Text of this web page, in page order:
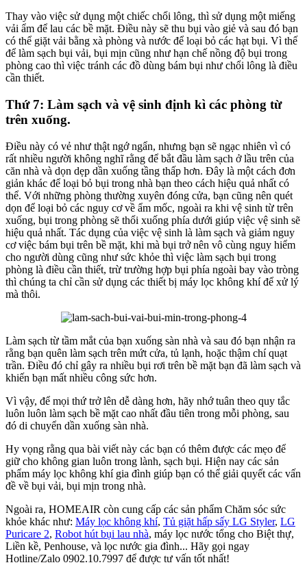
Thay vào việc sử dụng một chiếc chổi lông, thì sử dụng một miếng
vải ẩm để lau các bề mặt. Điều này sẽ thu bụi vào giẻ và sau đó bạn
có thể giặt vải bằng xà phòng và nước để loại bỏ các hạt bụi. Vì thế
để làm sạch bụi vải, bụi mịn cũng như hạn chế nồng độ bụi trong
phòng cao thì việc tránh các đồ dùng bám bụi như chổi lông là điều
cần thiết.
Thứ 7: Làm sạch và vệ sinh định kì các phòng từ
trên xuống.
Điều này có vẻ như thật ngớ ngẩn, nhưng bạn sẽ ngạc nhiên vì có
rất nhiều người không nghĩ rằng để bắt đầu làm sạch ở lầu trên của
căn nhà và dọn dẹp dần xuống tầng thấp hơn. Đây là một cách đơn
giản khác để loại bỏ bụi trong nhà bạn theo cách hiệu quả nhất có
thể. Với những phòng thường xuyên đóng cửa, bạn cũng nên quét
dọn để loại bỏ các nguy cơ về ẩm mốc, ngoài ra khi vệ sinh từ trên
xuống, bụi trong phòng sẽ thổi xuống phía dưới giúp việc vệ sinh sẽ
hiệu quả nhất. Tác dụng của việc vệ sinh là làm sạch và giảm nguy
cơ việc bám bụi trên bề mặt, khi mà bụi trở nên vô cùng nguy hiểm
cho người dùng cũng như sức khỏe thì việc làm sạch bụi trong
phòng là điều cần thiết, trừ trường hợp bụi phía ngoài bay vào tròng
thì chúng ta chỉ cần sử dụng các thiết bị máy lọc không khí để xử lý
mà thôi.
Làm sạch từ tầm mắt của bạn xuống sàn nhà và sau đó bạn nhận ra
rằng bạn quên làm sạch trên mứt cửa, tủ lạnh, hoặc thậm chí quạt
trần. Điều đó chỉ gây ra nhiều bụi rơi trên bề mặt bạn đã làm sạch và
khiến bạn mất nhiều công sức hơn.
Vì vậy, để mọi thứ trở lên dễ dàng hơn, hãy nhớ tuân theo quy tắc
luôn luôn làm sạch bề mặt cao nhất đầu tiên trong mỗi phòng, sau
đó di chuyển dần xuống sàn nhà.
Hy vọng rằng qua bài viết này các bạn có thêm được các mẹo để
giữ cho không gian luôn trong lành, sạch bụi. Hiện nay các sản
phẩm máy lọc không khí gia đình giúp bạn có thể giải quyết các vấn
đề về bụi vải, bụi mịn trong nhà.
Ngoài ra, HOMEAIR còn cung cấp các sản phẩm Chăm sóc sức
khỏe khác như: Máy lọc không khí, Tủ giặt hấp sấy LG Styler, LG
Puricare 2, Robot hút bụi lau nhà, máy lọc nước tổng cho Biệt thự,
Liền kề, Penhouse, và lọc nước gia đình... Hãy gọi ngay
Hotline/Zalo 0902.10.7997 để được tư vấn tốt nhất!